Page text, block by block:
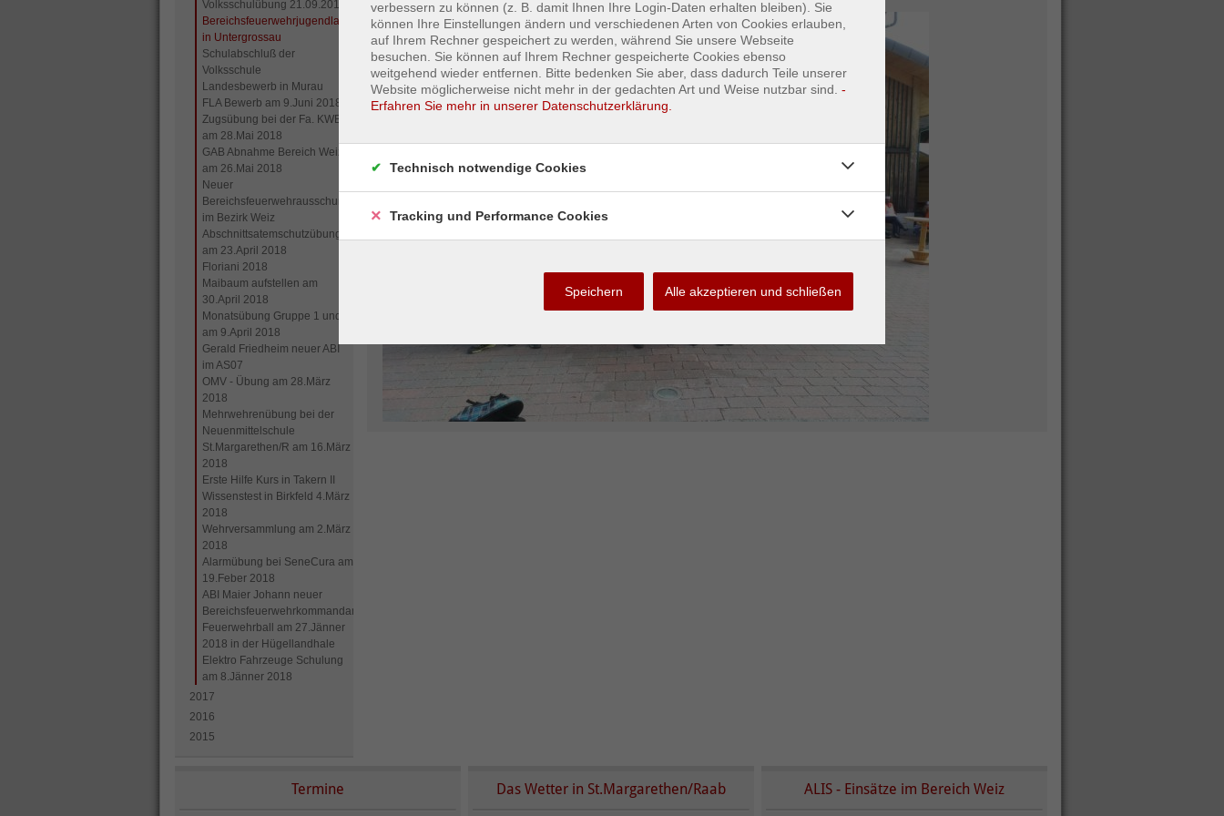
Volksschulübung 21.09.2018
Bereichsfeuerwehrjugendlager
in Untergrossau
Schulabschluß der
Volksschule
Landesbewerb in Murau
FLA Bewerb am 9.Juni 2018
Zugsübung bei der Fa. KWB
am 28.Mai 2018
GAB Abnahme Bereich Weiz
am 26.Mai 2018
Neuer
Bereichsfeuerwehrausschuß
im Bezirk Weiz
Abschnittsatemschutzübung
am 23.April 2018
Floriani 2018
Maibaum aufstellen am
30.April 2018
Monatsübung Gruppe 1 und 2
am 9.April 2018
Gerald Friedheim neuer ABI
im AS07
OMV - Übung am 28.März
2018
Mehrwehrenübung bei der
Neuenmittelschule
St.Margarethen/R am 16.März
2018
Erste Hilfe Kurs in Takern II
Wissenstest in Birkfeld 4.März
2018
Wehrversammlung am 2.März
2018
Alarmübung bei SeneCura am
19.Feber 2018
ABI Maier Johann neuer
Bereichsfeuerwehrkommandantstellvertreter
Feuerwehrball am 27.Jänner
2018 in der Hügellandhale
Elektro Fahrzeuge Schulung
am 8.Jänner 2018
2017
2016
2015
Termine Das Wetter in St.Margarethen/Raab ALIS - Einsätze im Bereich Weiz
verbessern zu können (z. B. damit Ihnen Ihre Login-Daten erhalten bleiben). Sie
können Ihre Einstellungen ändern und verschiedenen Arten von Cookies erlauben,
auf Ihrem Rechner gespeichert zu werden, während Sie unsere Webseite
besuchen. Sie können auf Ihrem Rechner gespeicherte Cookies ebenso
weitgehend wieder entfernen. Bitte bedenken Sie aber, dass dadurch Teile unserer
Website möglicherweise nicht mehr in der gedachten Art und Weise nutzbar sind. -
Erfahren Sie mehr in unserer Datenschutzerklärung.
Technisch notwendige Cookies
Tracking und Performance Cookies
Speichern Alle akzeptieren und schließen